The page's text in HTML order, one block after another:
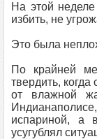
На этой
избить, не
Это была
По крайней
твердить,
от влажной
испариной, а
усугублял